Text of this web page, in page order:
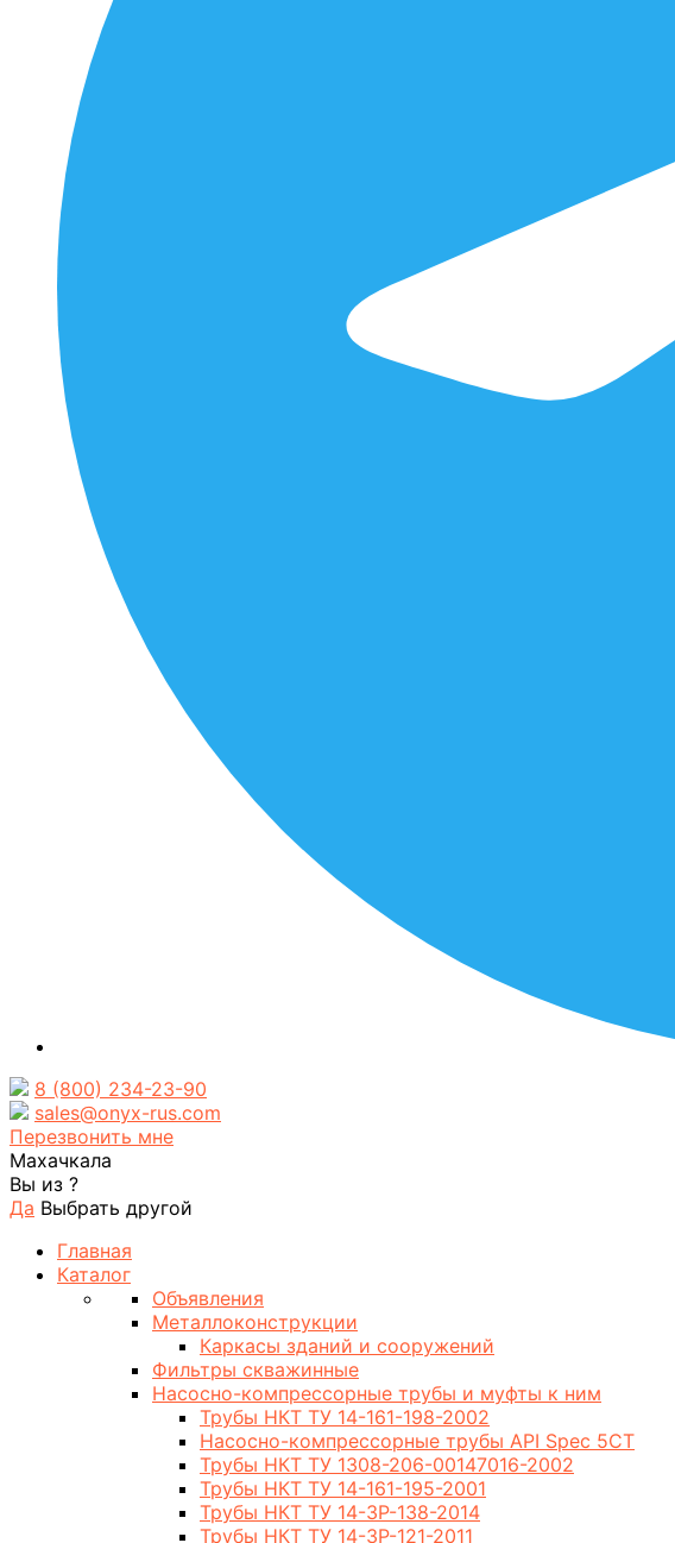
8 (800) 234-23-90
sales@onyx-rus.com
Перезвонить мне
Махачкала
Вы из ?
Да Выбрать другой
Главная
Каталог
Объявления
Металлоконструкции
Каркасы зданий и сооружений
Фильтры скважинные
Насосно-компрессорные трубы и муфты к ним
Трубы НКТ ТУ 14-161-198-2002
Насосно-компрессорные трубы API Spec 5CT
Трубы НКТ ТУ 1308-206-00147016-2002
Трубы НКТ ТУ 14-161-195-2001
Трубы НКТ ТУ 14-3Р-138-2014
Трубы НКТ ТУ 14-3Р-121-2011